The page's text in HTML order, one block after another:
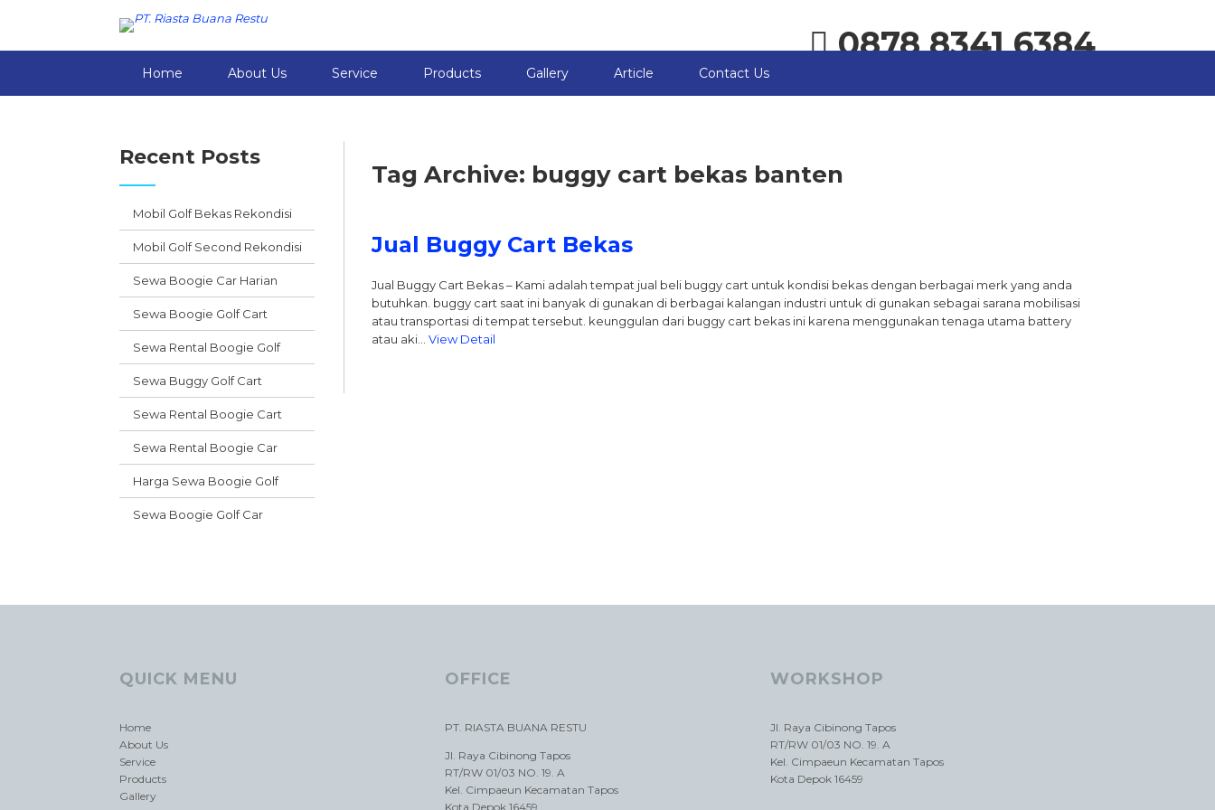
0878 8341 6384
Home About Us Service Products Gallery Article Contact Us
Tag Archive: buggy cart bekas banten
Jual Buggy Cart Bekas
Jual Buggy Cart Bekas – Kami adalah tempat jual beli buggy cart untuk kondisi bekas dengan berbagai merk yang anda
butuhkan. buggy cart saat ini banyak di gunakan di berbagai kalangan industri untuk di gunakan sebagai sarana mobilisasi
atau transportasi di tempat tersebut. keunggulan dari buggy cart bekas ini karena menggunakan tenaga utama battery
atau aki…View Detail
Recent Posts
Mobil Golf Bekas Rekondisi
Mobil Golf Second Rekondisi
Sewa Boogie Car Harian
Sewa Boogie Golf Cart
Sewa Rental Boogie Golf
Sewa Buggy Golf Cart
Sewa Rental Boogie Cart
Sewa Rental Boogie Car
Harga Sewa Boogie Golf
Sewa Boogie Golf Car
QUICK MENU
Home
About Us
Service
Products
Gallery
OFFICE
PT. RIASTA BUANA RESTU
Jl. Raya Cibinong Tapos
RT/RW 01/03 NO. 19. A
Kel. Cimpaeun Kecamatan Tapos
Kota Depok 16459
WORKSHOP
Jl. Raya Cibinong Tapos
RT/RW 01/03 NO. 19. A
Kel. Cimpaeun Kecamatan Tapos
Kota Depok 16459